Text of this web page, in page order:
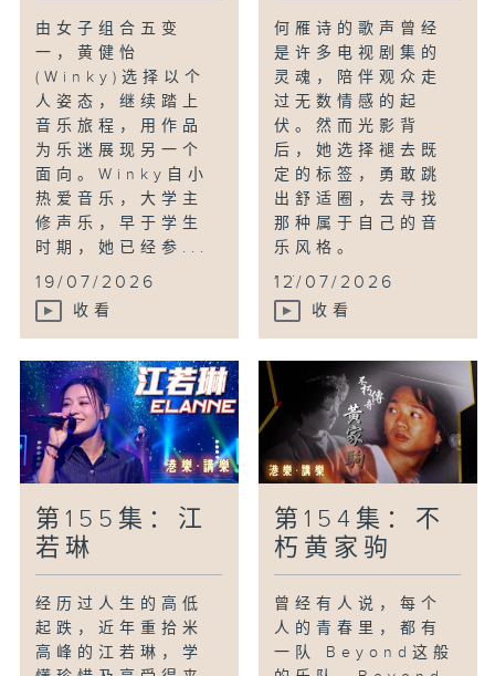
由女子组合五变
一，黄健怡
(Winky)选择以个
人姿态，继续踏上
音乐旅程，用作品
为乐迷展现另一个
面向。Winky自小
热爱音乐，大学主
修声乐，早于学生
时期，她已经参...
19/07/2026
收看
何雁诗的歌声曾经
是许多电视剧集的
灵魂，陪伴观众走
过无数情感的起
伏。然而光影背
后，她选择褪去既
定的标签，勇敢跳
出舒适圈，去寻找
那种属于自己的音
乐风格。
...
12/07/2026
收看
第155集：江
若琳
经历过人生的高低
起跌，近年重拾米
高峰的江若琳，学
第154集：不
朽黄家驹
曾经有人说，每个
人的青春里，都有
一队 Beyond这般